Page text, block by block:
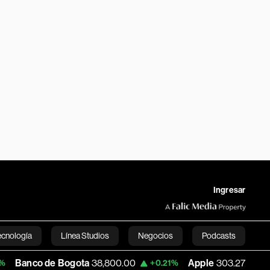
Ingresar
Línea Studios Negocios Podcasts
English
Bogota 38,800.00 +0.21% Apple 303.27 -1.74% USD